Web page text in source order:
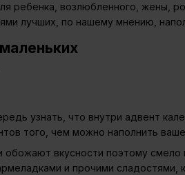
ребенка, возлюбленного, жены,
лучших, по нашему мнению,
узнать, что внутри адвент
того, чем можно наполнить
вкусности поэтому
и прочими